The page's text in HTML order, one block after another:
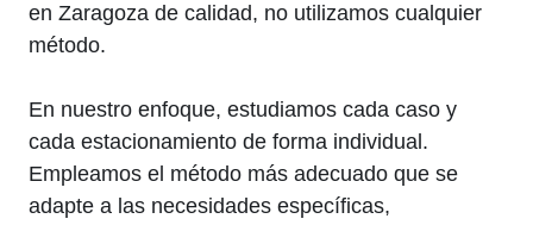
en Zaragoza de calidad, no utilizamos cualquier
método.
En nuestro enfoque, estudiamos cada caso y
cada estacionamiento de forma individual.
Empleamos el método más adecuado que se
adapte a las necesidades específicas,